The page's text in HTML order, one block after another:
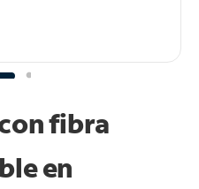
fibra
en